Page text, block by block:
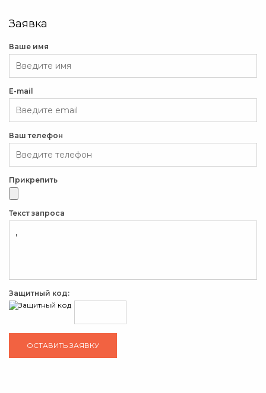
Заявка
Ваше имя
E-mail
Ваш телефон
Прикрепить
Текст запроса
Защитный код: